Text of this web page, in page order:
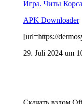
Игра. Читы
APK Downloader
[url=https://
29. Juli 2024 um
Скачать взлом